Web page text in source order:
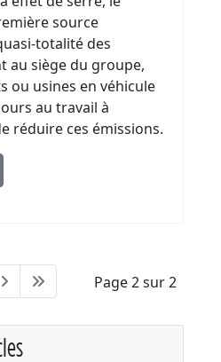
source
totalité des
au siège du groupe,
ou usines en véhicule
au travail à
réduire ces émissions.
Page 2 sur 2